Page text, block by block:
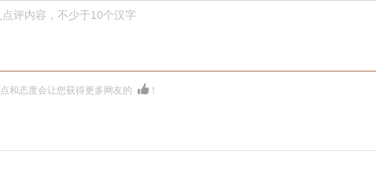
评内容，不少于10个汉字
和态度会让您获得更多网友的 ！